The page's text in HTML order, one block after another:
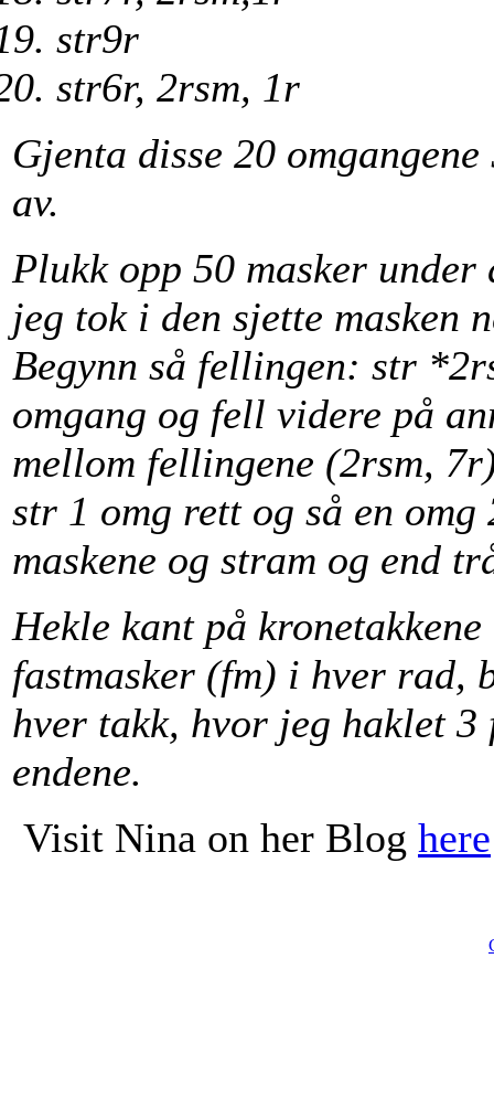
str9r
str6r, 2rsm, 1r
Gjenta disse 20
av.
Plukk opp 50 masker under
jeg tok i den sjette masken
Begynn så fellingen: str
omgang og fell videre på
mellom fellingene (2rsm,
str 1 omg rett og så en
maskene og stram og end
Hekle kant på
fastmasker (fm) i hver rad,
hver takk, hvor jeg haklet 3
endene.
Visit Nina on her Blog here